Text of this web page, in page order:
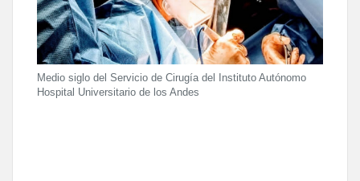
Medio siglo del Servicio de Cirugía del Instituto Autónomo
Hospital Universitario de los Andes